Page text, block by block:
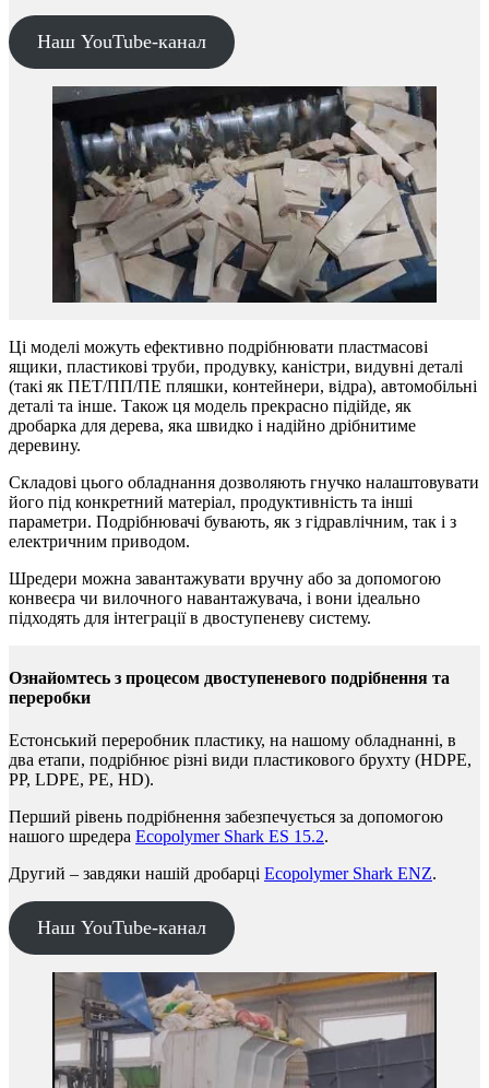
Наш YouTube-канал
Ці моделі можуть ефективно подрібнювати пластмасові
ящики, пластикові труби, продувку, каністри, видувні деталі
(такі як ПЕТ/ПП/ПЕ пляшки, контейнери, відра), автомобільні
деталі та інше. Також ця модель прекрасно підійде, як
дробарка для дерева, яка швидко і надійно дрібнитиме
деревину.
Складові цього обладнання дозволяють гнучко налаштовувати
його під конкретний матеріал, продуктивність та інші
параметри. Подрібнювачі бувають, як з гідравлічним, так і з
електричним приводом.
Шредери можна завантажувати вручну або за допомогою
конвеєра чи вилочного навантажувача, і вони ідеально
підходять для інтеграції в двоступеневу систему.
Ознайомтесь з процесом двоступеневого подрібнення та
переробки
Естонський переробник пластику, на нашому обладнанні, в
два етапи, подрібнює різні види пластикового брухту (HDPE,
PP, LDPE, PE, HD).
Перший рівень подрібнення забезпечується за допомогою
нашого шредера Ecopolymer Shark ES 15.2.
Другий – завдяки нашій дробарці Ecopolymer Shark ENZ.
Наш YouTube-канал